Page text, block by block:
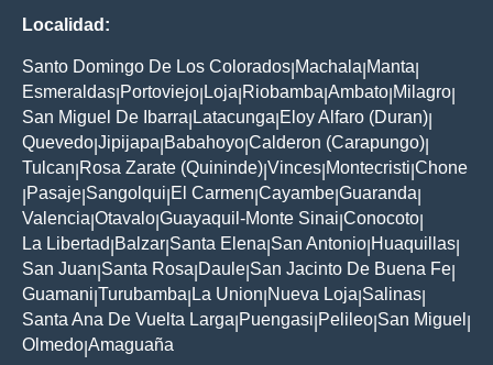
Localidad:
Santo Domingo De Los Colorados Machala Manta
Esmeraldas Portoviejo Loja Riobamba Ambato Milagro
San Miguel De Ibarra Latacunga Eloy Alfaro (Duran)
Quevedo Jipijapa Babahoyo Calderon (Carapungo)
Tulcan Rosa Zarate (Quininde) Vinces Montecristi Chone
Pasaje Sangolqui El Carmen Cayambe Guaranda
Valencia Otavalo Guayaquil-Monte Sinai Conocoto
La Libertad Balzar Santa Elena San Antonio Huaquillas
San Juan Santa Rosa Daule San Jacinto De Buena Fe
Guamani Turubamba La Union Nueva Loja Salinas
Santa Ana De Vuelta Larga Puengasi Pelileo San Miguel
Olmedo Amaguaña